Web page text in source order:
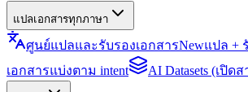
แปลเอกสารทุกภาษา
ศูนย์แปลและรับรองเอกสารNewแปล +
เอกสารแบ่งตาม intent
AI Datasets (เปิด